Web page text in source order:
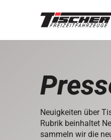
Neuigkeiten über
Rubrik beinhaltet
sammeln wir die